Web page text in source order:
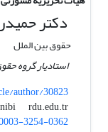
دکتر
حقوق بین الملل
استادیار گروه
author/30823
hamidreza.monibi
rdu.edu.tr
3254-0362